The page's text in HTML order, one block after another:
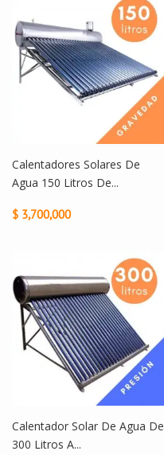
Calentadores Solares De
Agua 150 Litros De...
$ 3,700,000
Calentador Solar De Agua De
300 Litros A...